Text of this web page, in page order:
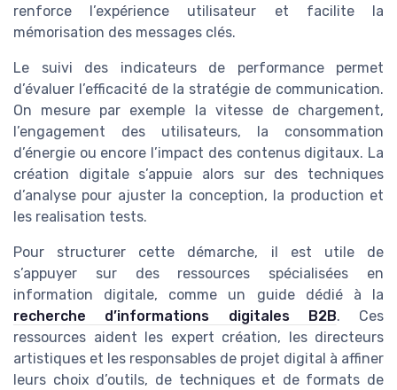
renforce l’expérience utilisateur et facilite la
mémorisation des messages clés.
Le suivi des indicateurs de performance permet
d’évaluer l’efficacité de la stratégie de communication.
On mesure par exemple la vitesse de chargement,
l’engagement des utilisateurs, la consommation
d’énergie ou encore l’impact des contenus digitaux. La
création digitale s’appuie alors sur des techniques
d’analyse pour ajuster la conception, la production et
les realisation tests.
Pour structurer cette démarche, il est utile de
s’appuyer sur des ressources spécialisées en
information digitale, comme un guide dédié à la
recherche d’informations digitales B2B. Ces
ressources aident les expert création, les directeurs
artistiques et les responsables de projet digital à affiner
leurs choix d’outils, de techniques et de formats de